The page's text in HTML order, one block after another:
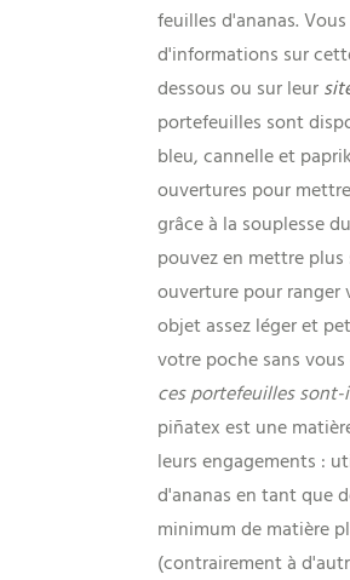
feuilles d'ananas.
d'informations sur
dessous ou sur leur
portefeuilles sont
bleu, cannelle et
ouvertures pour
grâce à la souplesse
pouvez en mettre plus
ouverture pour ranger
objet assez léger et
votre poche sans vous
ces portefeuilles
piñatex est une
leurs engagements :
d'ananas en tant que
minimum de matière
(contrairement à